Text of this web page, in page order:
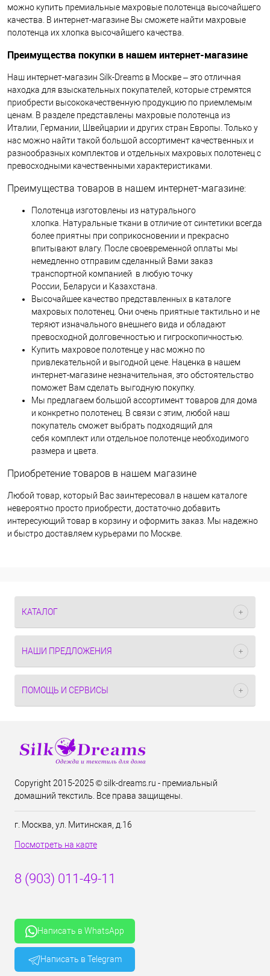
можно купить премиальные махровые полотенца высочайшего
качества. В интернет-магазине Вы сможете найти махровые
полотенца их хлопка высочайшего качества.
Преимущества покупки в нашем интернет-магазине
Наш интернет-магазин Silk-Dreams в Москве – это отличная
находка для взыскательных покупателей, которые стремятся
приобрести высококачественную продукцию по приемлемым
ценам. В разделе представлены махровые полотенца из
Италии, Германии, Швейцарии и других стран Европы. Только у
нас можно найти такой большой ассортимент качественных и
разнообразных комплектов и отдельных махровых полотенец с
превосходными качественными характеристиками.
Преимущества товаров в нашем интернет-магазине:
Полотенца изготовлены из натурального
хлопка. Натуральные ткани в отличие от синтетики всегда
более приятны при соприкосновении и прекрасно
впитывают влагу. После своевременной оплаты мы
немедленно отправим сделанный Вами заказ
транспортной компанией в любую точку
России, Беларуси и Казахстана.
Высочайшее качество представленных в каталоге
махровых полотенец. Они очень приятные тактильно и не
теряют изначального внешнего вида и обладают
превосходной долговечностью и гигроскопичностью.
Купить махровое полотенце у нас можно по
привлекательной и выгодной цене. Наценка в нашем
интернет-магазине незначительная, это обстоятельство
поможет Вам сделать выгодную покупку.
Мы предлагаем большой ассортимент товаров для дома
и конкретно полотенец. В связи с этим, любой наш
покупатель сможет выбрать подходящий для
себя комплект или отдельное полотенце необходимого
размера и цвета.
Приобретение товаров в нашем магазине
Любой товар, который Вас заинтересовал в нашем каталоге
невероятно просто приобрести, достаточно добавить
интересующий товар в корзину и оформить заказ. Мы надежно
и быстро доставляем курьерами по Москве.
КАТАЛОГ
НАШИ ПРЕДЛОЖЕНИЯ
ПОМОЩЬ И СЕРВИСЫ
Copyright 2015-2025 © silk-dreams.ru - премиальный
домашний текстиль. Все права защищены.
г. Москва, ул. Митинская, д.16
Посмотреть на карте
8 (903) 011-49-11
Написать в WhatsApp
Написать в Telegram